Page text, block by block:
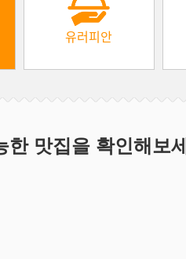
유러피안
한 맛집을 확인해보